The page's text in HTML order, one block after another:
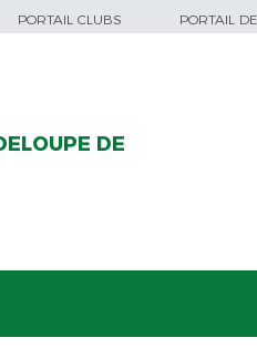
PORTAIL CLUBS PORTAIL
DE